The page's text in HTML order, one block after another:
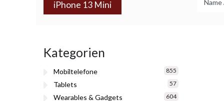
iPhone 13 Mini
Kategorien
Mobiltelefone 855
Tablets 57
Wearables & Gadgets 604